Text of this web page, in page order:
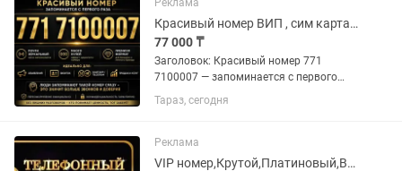
Реклама
Красивый номер ВИП , сим карта , есим , VIP
77 000 ₸
Заголовок: Красивый номер 771
7100007 — запоминается с первого
раза Описание: Продам красивый и
легко запоминающийся номер. 771
— много нулей (эффект «дорогого»...
Тараз, сегодня
Реклама
VIP номер,Крутой,Платиновый,Вип,Акция,Симкарта,Теле2,Sim,Тариф,Number,